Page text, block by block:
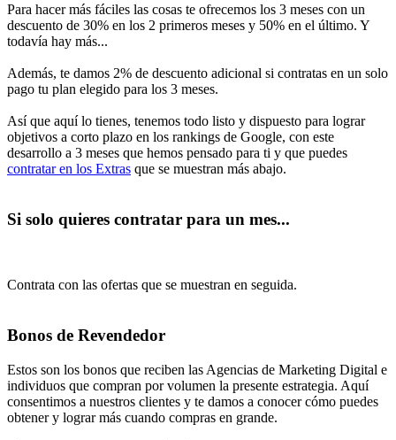
Para hacer más fáciles las cosas te ofrecemos los 3 meses con un
descuento de 30% en los 2 primeros meses y 50% en el último. Y
todavía hay más...
Además, te damos 2% de descuento adicional si contratas en un solo
pago tu plan elegido para los 3 meses.
Así que aquí lo tienes, tenemos todo listo y dispuesto para lograr
objetivos a corto plazo en los rankings de Google, con este
desarrollo a 3 meses que hemos pensado para ti y que puedes
contratar en los Extras que se muestran más abajo.
Si solo quieres contratar para un mes...
Contrata con las ofertas que se muestran en seguida.
Bonos de Revendedor
Estos son los bonos que reciben las Agencias de Marketing Digital e
individuos que compran por volumen la presente estrategia. Aquí
consentimos a nuestros clientes y te damos a conocer cómo puedes
obtener y lograr más cuando compras en grande.